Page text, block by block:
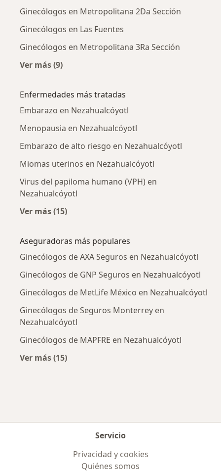
Ginecólogos en Metropolitana 2Da Sección
Ginecólogos en Las Fuentes
Ginecólogos en Metropolitana 3Ra Sección
Ver más (9)
Enfermedades más tratadas
Embarazo en Nezahualcóyotl
Menopausia en Nezahualcóyotl
Embarazo de alto riesgo en Nezahualcóyotl
Miomas uterinos en Nezahualcóyotl
Virus del papiloma humano (VPH) en
Nezahualcóyotl
Ver más (15)
Aseguradoras más populares
Ginecólogos de AXA Seguros en Nezahualcóyotl
Ginecólogos de GNP Seguros en Nezahualcóyotl
Ginecólogos de MetLife México en Nezahualcóyotl
Ginecólogos de Seguros Monterrey en
Nezahualcóyotl
Ginecólogos de MAPFRE en Nezahualcóyotl
Ver más (15)
Servicio
Privacidad y cookies
Quiénes somos